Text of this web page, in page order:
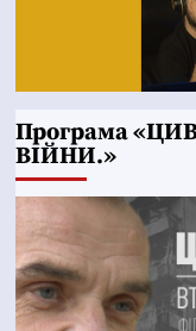
Програма
ВІЙНИ.»